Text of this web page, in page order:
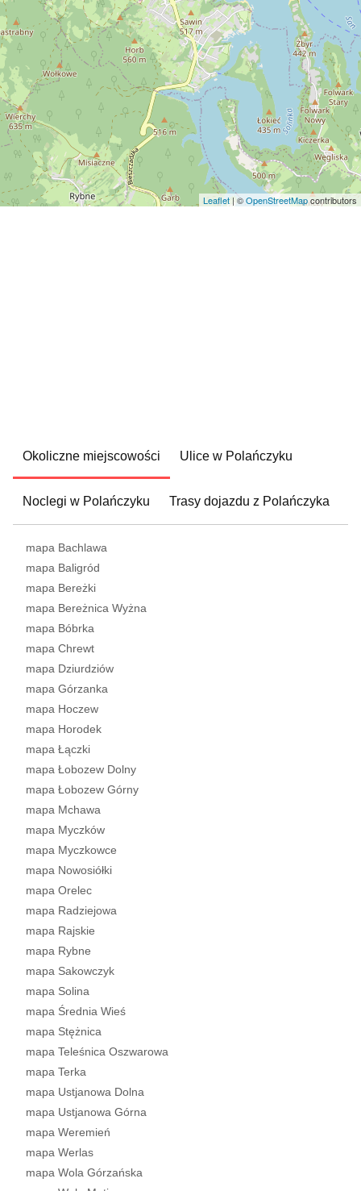
Leaflet | ©OpenStreetMapcontributors
Okoliczne miejscowości Ulice w Polańczyku
Noclegi w Polańczyku Trasy dojazdu z Polańczyka
mapa Bachlawa
mapa Baligród
mapa Bereżki
mapa Bereżnica Wyżna
mapa Bóbrka
mapa Chrewt
mapa Dziurdziów
mapa Górzanka
mapa Hoczew
mapa Horodek
mapa Łączki
mapa Łobozew Dolny
mapa Łobozew Górny
mapa Mchawa
mapa Myczków
mapa Myczkowce
mapa Nowosiółki
mapa Orelec
mapa Radziejowa
mapa Rajskie
mapa Rybne
mapa Sakowczyk
mapa Solina
mapa Średnia Wieś
mapa Stężnica
mapa Teleśnica Oszwarowa
mapa Terka
mapa Ustjanowa Dolna
mapa Ustjanowa Górna
mapa Weremień
mapa Werlas
mapa Wola Górzańska